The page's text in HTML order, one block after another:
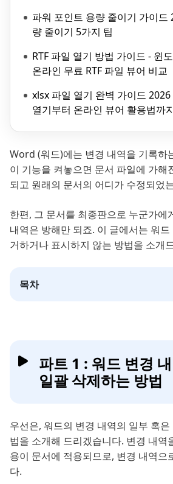
파워 포인트 용량 줄이기 가이드
량 줄이기 5가지 팁
RTF 파일 열기 방법 가이드 - 윈도
온라인 무료 RTF 파일 뷰어 비교
xlsx 파일 열기 완벽 가이드
열기부터 온라인 뷰어 활용법까
Word (워드)에는 변경 내역을 기록하
이 기능을 켜놓으면 문서 파일에 가해
되고 원래의 문서의 어디가 수정되었
한편, 그 문서를 최종판으로 누군가에
내역은 방해만 되죠. 이 글에서는 워
거하거나 표시하지 않는 방법을 소개
목차
파트 1 : 워드 변경
일괄 삭제하는 방법
우선은, 워드의 변경 내역의 일부 혹
법을 소개해 드리겠습니다. 변경 내역
용이 문서에 적용되므로, 변경 내역으
다.